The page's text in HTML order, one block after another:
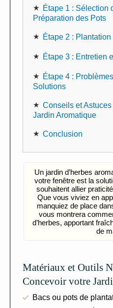
Étape 1 : Sélection
Préparation des Pots
Étape 2 :
Étape 3 : Entretien
Étape 4 :
Solutions
Conseils et
Jardin Aromatique
Conclusion
Un jardin d’herbes
votre fenêtre est la
souhaitent allier
Que vous viviez en
manquiez de place
vous montrera
d’herbes, apportant
de
Matériaux et Outils
Concevoir votre
Bacs ou pots de